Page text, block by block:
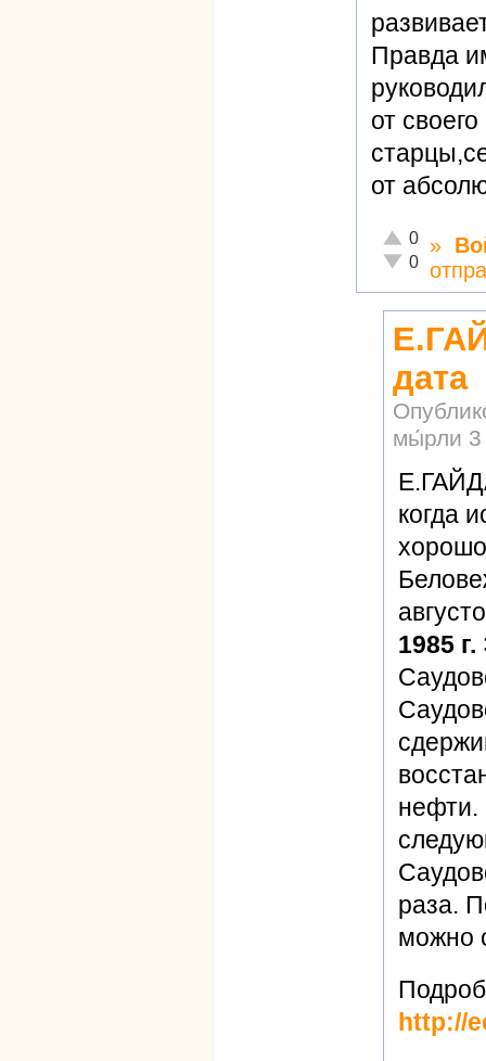
Правда
от
от
Отлично!
0
Неадекватно!
0
»
дата
мы́рли
когда
1985 г.
нефти.
раза.
можно
http://